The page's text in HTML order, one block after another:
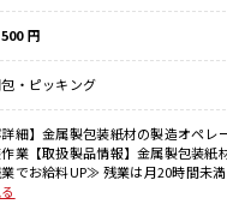
♪
するのは不安だけど、
ています！
テップUP目指していきましょう！
る≫
お仕事です！
のヘアカラーもOKなのはウレシイ
円
・ピッキング
詳細】金属製包装紙材の製造オペレ
【取扱製品情報】金属製包装紙材 ■お仕事
でお給料UP≫ 残業は月20時間未
≪髪型自由≫ 基本的に髪色自由で